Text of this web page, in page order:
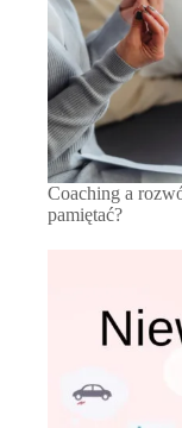
Coaching a
pamiętać?